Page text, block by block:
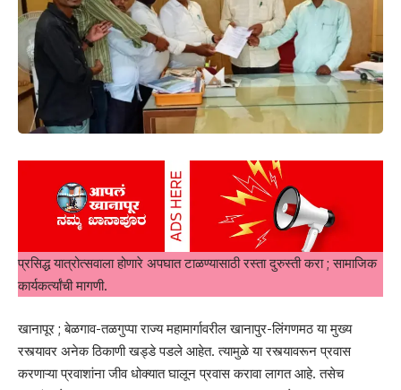
प्रसिद्ध यात्रोत्सवाला होणारे अपघात टाळण्यासाठी रस्ता दुरुस्ती करा ; सामाजिक
कार्यकर्त्यांची मागणी.
खानापूर ; बेळगाव-तळगुप्पा राज्य महामार्गावरील खानापुर-लिंगणमठ या मुख्य
रस्त्यावर अनेक ठिकाणी खड्डे पडले आहेत. त्यामुळे या रस्त्यावरून प्रवास
करणाऱ्या प्रवाशांना जीव धोक्यात घालून प्रवास करावा लागत आहे. तसेच